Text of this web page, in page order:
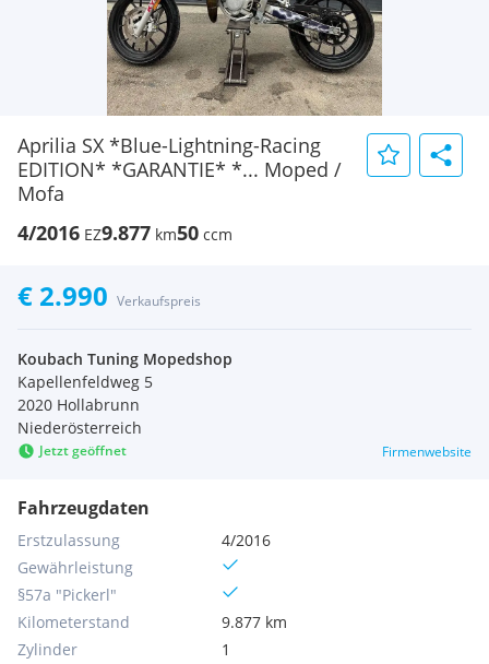
Aprilia SX *Blue-Lightning-Racing
EDITION* *GARANTIE* *... Moped /
Mofa
4/2016 EZ9.877 km50 ccm
€ 2.990 Verkaufspreis
Koubach Tuning Mopedshop
Kapellenfeldweg 5
2020 Hollabrunn
Niederösterreich
Jetzt geöffnet Firmenwebsite
Fahrzeugdaten
Erstzulassung
4/2016
Gewährleistung
§57a "Pickerl"
Kilometerstand
9.877 km
Zylinder
1